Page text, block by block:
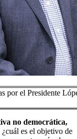
por el Presidente
no democrática,
es el objetivo de